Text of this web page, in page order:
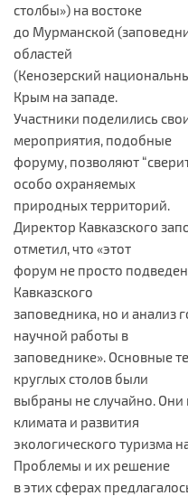
столбы») на востоке
до Мурманской
областей
(Кенозерский
Крым на западе.
Участники поделились
мероприятия, подобные
форуму, позволяют
особо охраняемых
природных территорий.
Директор Кавказского
отметил, что «этот
форум не просто
Кавказского
заповедника, но и анализ
научной работы в
заповеднике». Основные
круглых столов были
выбраны не случайно. Они
климата и развития
экологического туризма
Проблемы и их решение
в этих сферах